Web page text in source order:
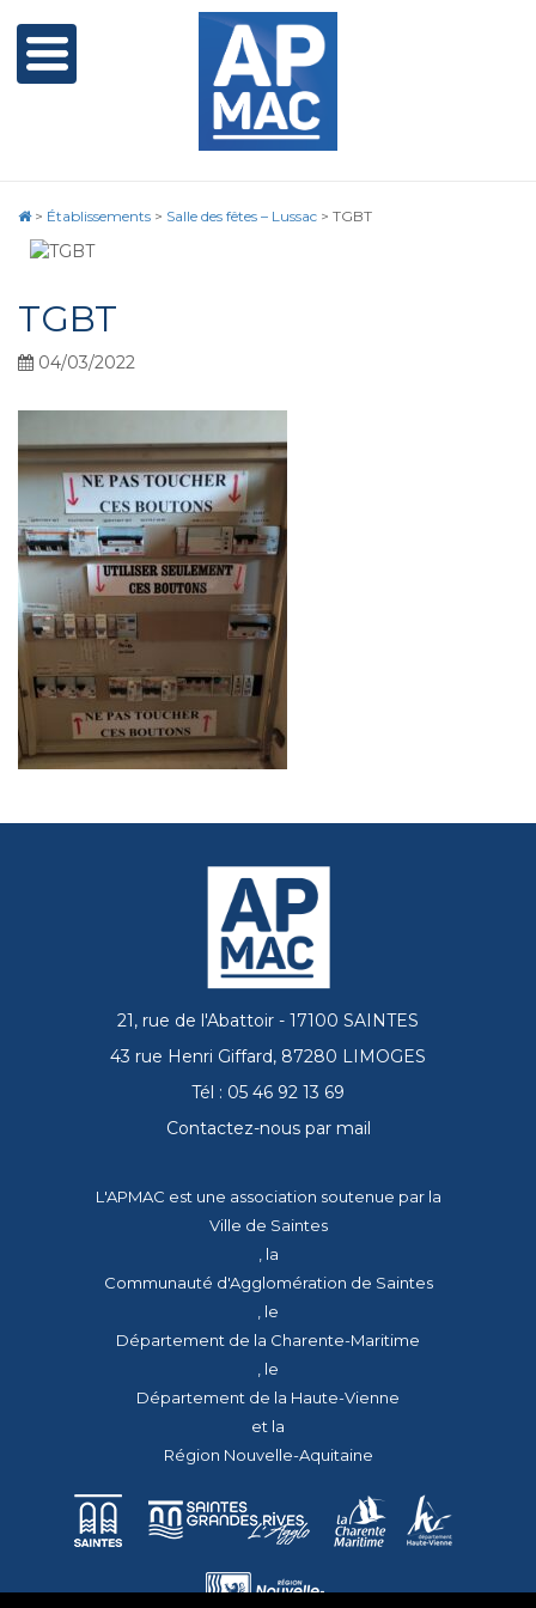
> Établissements > Salle des fêtes – Lussac > TGBT
TGBT
04/03/2022
21, rue de l'Abattoir - 17100 SAINTES
43 rue Henri Giffard, 87280 LIMOGES
Tél : 05 46 92 13 69
Contactez-nous par mail
L'APMAC est une association soutenue par la
Ville de Saintes
, la
Communauté d'Agglomération de Saintes
, le
Département de la Charente-Maritime
, le
Département de la Haute-Vienne
et la
Région Nouvelle-Aquitaine